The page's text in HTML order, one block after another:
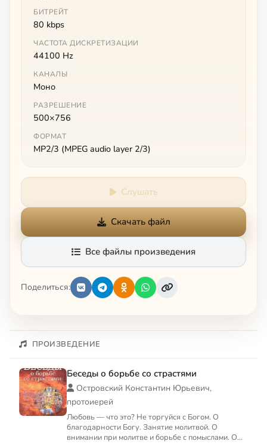
БИТРЕЙТ
80 kbps
ЧАСТОТА ДИСКРЕТИЗАЦИИ
44100 Hz
КАНАЛЫ
Моно
РАЗРЕШЕНИЕ
500×756
ФОРМАТ
MP2/3 (MPEG audio layer 2/3)
Слушать
Скачать файл
Все файлы произведения
Поделиться:
ПРОИЗВЕДЕНИЕ
Беседы о борьбе со страстями
Островский Константин Юрьевич,
протоиерей
Любовь — что это? Не торгуйся с Богом. О
благодарности Богу. Занятие молитвой. О
внимании при молитве и борьбе с помыслами. О